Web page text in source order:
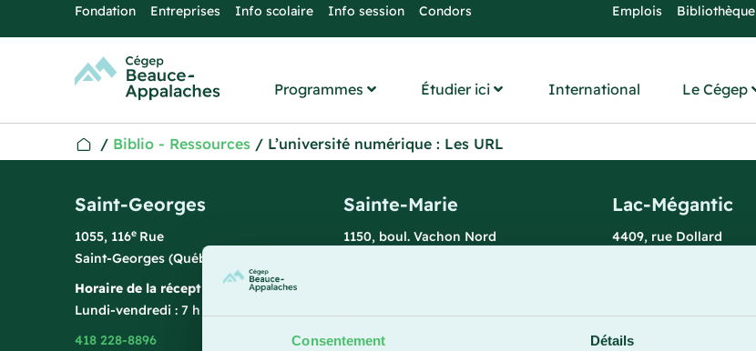
Consentement Détails
Fondation Entreprises Info scolaire Info session Condors Emplois Bibliothèque
Programmes Étudier ici International Le Cégep
/ Biblio - Ressources / L’université numérique : Les URL
Saint-Georges
1055, 116e Rue
Saint-Georges (Québec) G5Y 3G1
Horaire de la réception
Lundi-vendredi : 7 h 45 à 15 h 45
418 228-8896
Sainte-Marie
1150, boul. Vachon Nord
418 387-8896
Lac-Mégantic
4409, rue Dollard
819 583-5432